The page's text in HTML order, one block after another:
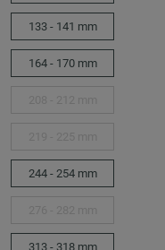
133 - 141 mm
164 - 170 mm
244 - 254 mm
313 - 318 mm